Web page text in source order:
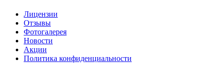
Лицензии
Отзывы
Фотогалерея
Новости
Акции
Политика конфиденциальности